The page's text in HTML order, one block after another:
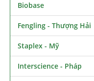
Biobase
Fengling - Thượng Hải
Staplex - Mỹ
Interscience - Pháp